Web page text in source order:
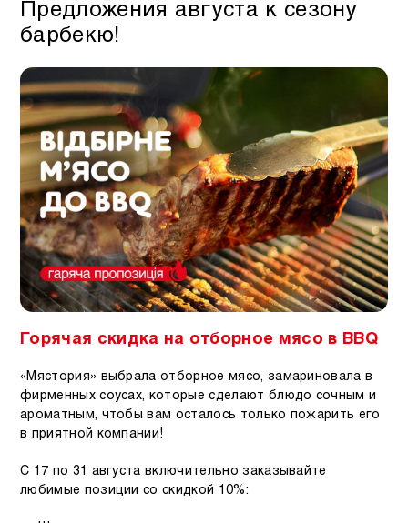
Предложения августа к сезону
барбекю!
Горячая скидка на отборное мясо в BBQ
«Мястория» выбрала отборное мясо, замариновала в
фирменных соусах, которые сделают блюдо сочным и
ароматным, чтобы вам осталось только пожарить его
в приятной компании!
С 17 по 31 августа включительно заказывайте
любимые позиции со скидкой 10%: